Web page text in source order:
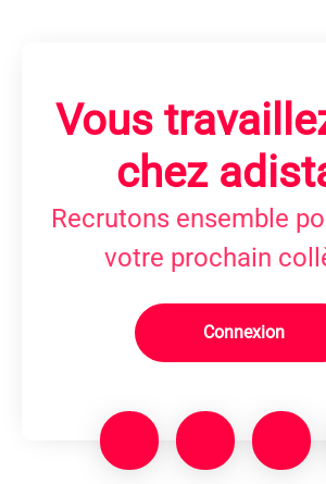
Vous
chez
Recrutons ensemble
votre prochain
Connexion